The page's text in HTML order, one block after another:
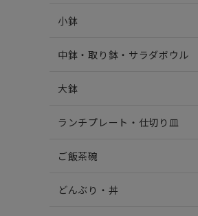
小鉢
中鉢・取り鉢・サラダボウル
大鉢
ランチプレート・仕切り皿
ご飯茶碗
どんぶり・丼